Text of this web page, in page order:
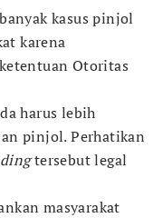
kasus pinjol
karena
Otoritas
harus lebih
pinjol. Perhatikan
tersebut legal
masyarakat